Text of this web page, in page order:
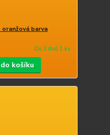
barva
Do 3 dnů 1 ks
košíku